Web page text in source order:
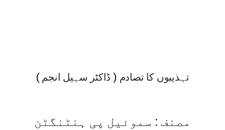
تہذیبوں کا تصادم ( ڈاکٹر سہیل انجم )
مصنف : سموئیل پی ہنٹنگٹن